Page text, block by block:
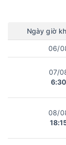
Ngày giờ
06/
07/
6:30
08/